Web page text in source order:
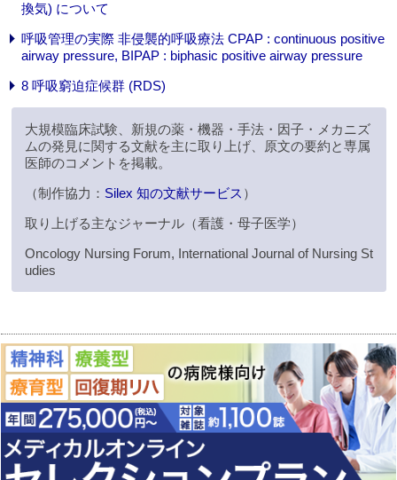
換気) について
呼吸管理の実際 非侵襲的呼吸療法 CPAP : continuous positive
airway pressure, BIPAP : biphasic positive airway pressure
8 呼吸窮迫症候群 (RDS)
大規模臨床試験、新規の薬・機器・手法・因子・メカニズ
ムの発見に関する文献を主に取り上げ、原文の要約と専属
医師のコメントを掲載。
（制作協力： Silex 知の文献サービス ）
取り上げる主なジャーナル（看護・母子医学）
Oncology Nursing Forum, International Journal of Nursing St
udies